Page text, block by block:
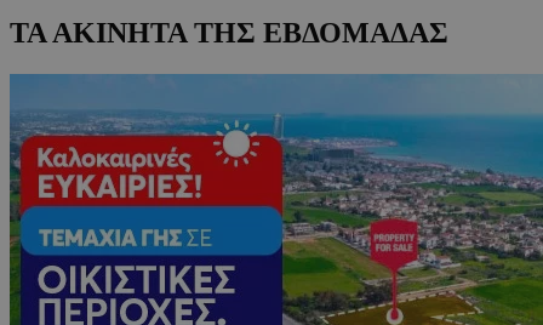
ΤΑ ΑΚΙΝΗΤΑ ΤΗΣ ΕΒΔΟΜΑΔΑΣ